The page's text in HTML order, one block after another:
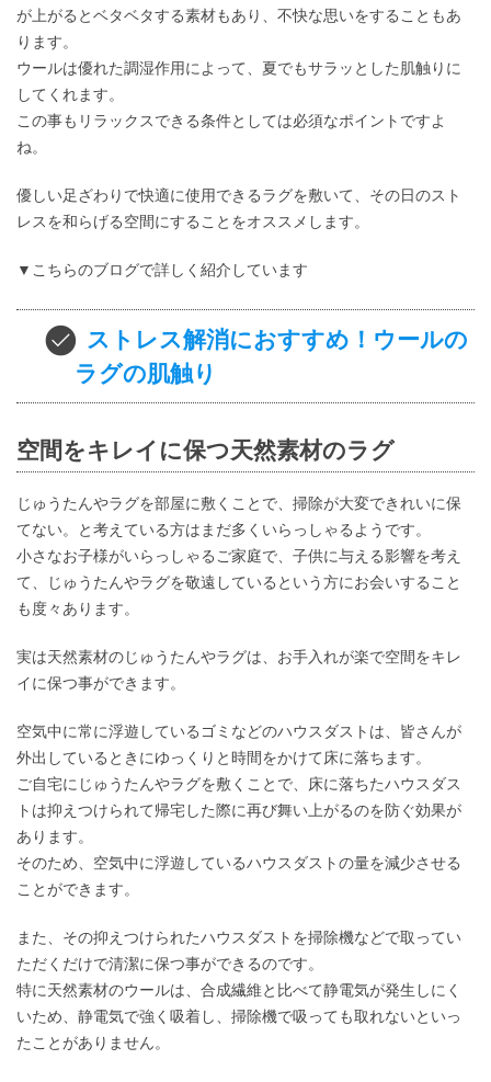
が上がるとベタベタする素材もあり、不快な思いをすることもあ
ります。
ウールは優れた調湿作用によって、夏でもサラッとした肌触りに
してくれます。
この事もリラックスできる条件としては必須なポイントですよ
ね。
優しい足ざわりで快適に使用できるラグを敷いて、その日のスト
レスを和らげる空間にすることをオススメします。
▼こちらのブログで詳しく紹介しています
ストレス解消におすすめ！ウールの
ラグの肌触り
空間をキレイに保つ天然素材のラグ
じゅうたんやラグを部屋に敷くことで、掃除が大変できれいに保
てない。と考えている方はまだ多くいらっしゃるようです。
小さなお子様がいらっしゃるご家庭で、子供に与える影響を考え
て、じゅうたんやラグを敬遠しているという方にお会いすること
も度々あります。
実は天然素材のじゅうたんやラグは、お手入れが楽で空間をキレ
イに保つ事ができます。
空気中に常に浮遊しているゴミなどのハウスダストは、皆さんが
外出しているときにゆっくりと時間をかけて床に落ちます。
ご自宅にじゅうたんやラグを敷くことで、床に落ちたハウスダス
トは抑えつけられて帰宅した際に再び舞い上がるのを防ぐ効果が
あります。
そのため、空気中に浮遊しているハウスダストの量を減少させる
ことができます。
また、その抑えつけられたハウスダストを掃除機などで取ってい
ただくだけで清潔に保つ事ができるのです。
特に天然素材のウールは、合成繊維と比べて静電気が発生しにく
いため、静電気で強く吸着し、掃除機で吸っても取れないといっ
たことがありません。